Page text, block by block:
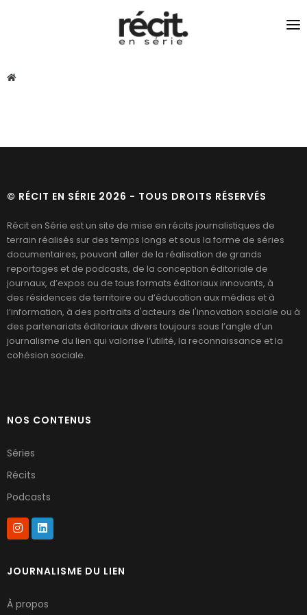
JOURNALISME DU LIEN
© RÉCIT EN SÉRIE 2026 - TOUS DROITS RÉSERVÉS
Récit en Série est un site de mise en récits journalistiques de
terrain réalisés sur des temps longs et sous la forme de séries
documentaires, pouvant aller de la réalisation de grands
reportages et de podcasts, de la conception éditoriale de
journaux, d’expos ou de tous formats éditoriaux innovants, à
des résidences de territoire ou d’éducation aux médias et à
l’information, à des portraits d'acteurs de l'innovation sociale ou à
des partenariats éditoriaux divers toujours sous l’angle d’un
journalisme du lien qui valorise l’utilité, la reconnaissance et la
cohésion sociale.
NOS CONTENUS
Séries
Récits
Podcasts
JOURNALISME DU LIEN
À propos